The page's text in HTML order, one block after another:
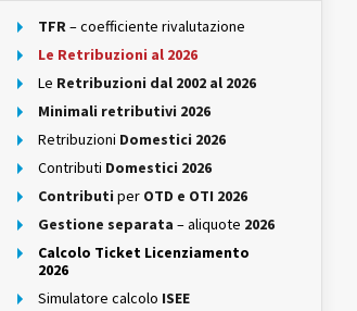
TFR– coefficiente rivalutazione
Le Retribuzioni al 2026
Le Retribuzioni dal 2002 al 2026
Minimali retributivi 2026
Retribuzioni Domestici 2026
Contributi Domestici 2026
Contributi per OTD e OTI 2026
Gestione separata – aliquote 2026
Calcolo Ticket Licenziamento
2026
Simulatore calcolo ISEE